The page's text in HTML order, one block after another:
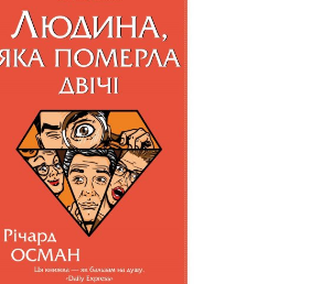
та посібники (527)
словники (55)
(1)